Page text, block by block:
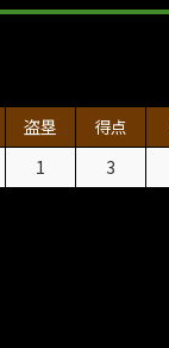
盗塁 得点
1 3